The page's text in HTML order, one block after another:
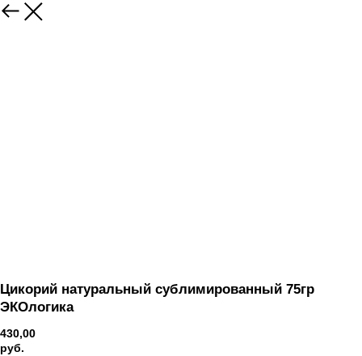
Вернуться
Цикорий натуральный сублимированный 75гр
ЭКОлогика
430,00
руб.